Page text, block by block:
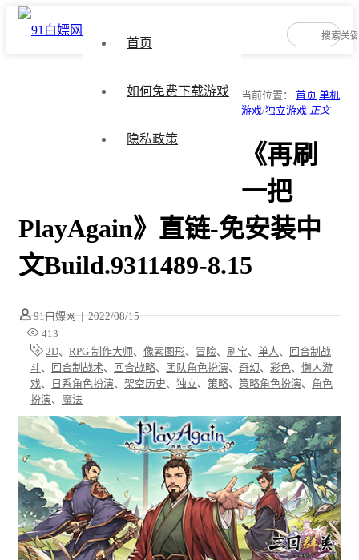
首页
如何免费下载游戏
隐私政策
当前位置： 首页 单机
游戏/独立游戏 正文
《再刷
一把
PlayAgain》直链-免安装中
文Build.9311489-8.15
91白嫖网 | 2022/08/15
413
2D、 RPG 制作大师、 像素图形、 冒险、 刷宝、 单人 、
回合制战
斗、 回合制战术、 回合战略、 团队角色扮演、 奇幻、 彩色、 懒人游
戏、 日系角色扮演、 架空历史、 独立、 策略、 策略角色扮演、 角色
扮演、 魔法